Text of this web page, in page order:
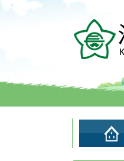
頭
す。
飛
し